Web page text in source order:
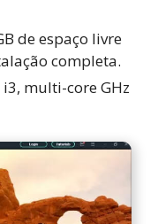
de espaço livre
completa.
multi-core GHz